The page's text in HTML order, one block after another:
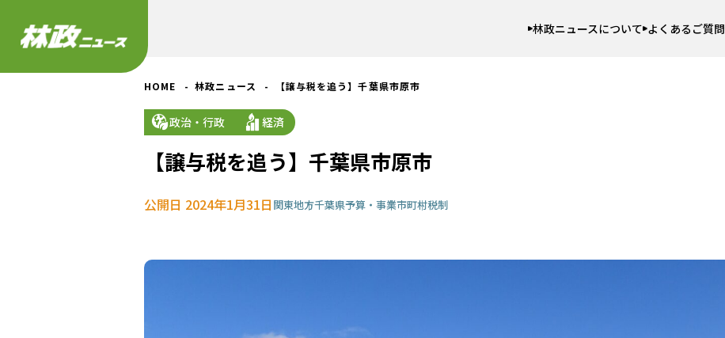
林政ニュースについて よくあるご質問
HOME 林政ニュース 【譲与税を追う】千葉県市原市
政治・行政 経済
【譲与税を追う】千葉県市原市
公開日 2024年1月31日 関東地方千葉県予算・事業市町村税制